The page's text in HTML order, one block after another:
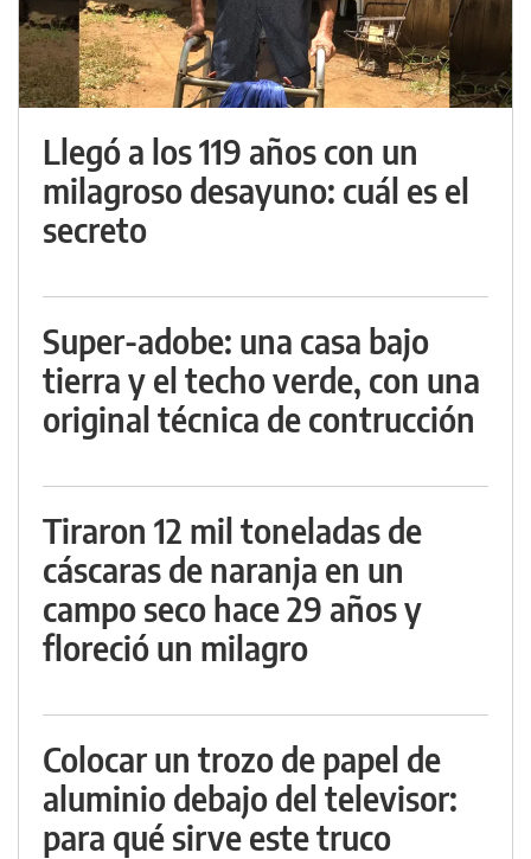
Llegó a los 119 años con un
milagroso desayuno: cuál es el
secreto
Super-adobe: una casa bajo
tierra y el techo verde, con una
original técnica de contrucción
Tiraron 12 mil toneladas de
cáscaras de naranja en un
campo seco hace 29 años y
floreció un milagro
Colocar un trozo de papel de
aluminio debajo del televisor:
para qué sirve este truco